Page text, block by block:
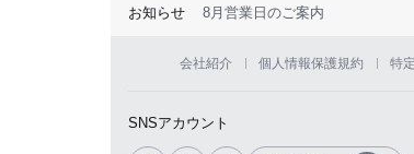
お知らせ 8月営業日のご案内
会社紹介 個人情報保護規約 特
SNSアカウント